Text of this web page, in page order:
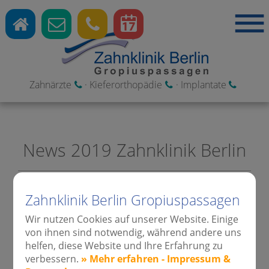
Zahnklinik Berlin Gropiuspassagen
Wir nutzen Cookies auf unserer Website. Einige
von ihnen sind notwendig, während andere uns
helfen, diese Website und Ihre Erfahrung zu
verbessern. » Mehr erfahren - Impressum &
Zahnärzte · Kieferorthopädie · Implantate
News 2019 Zahnklinik Berlin
Das gesamte Team der
Kieferorthopädie & Zahnklinik
Berlin fährt nach Dresden zum